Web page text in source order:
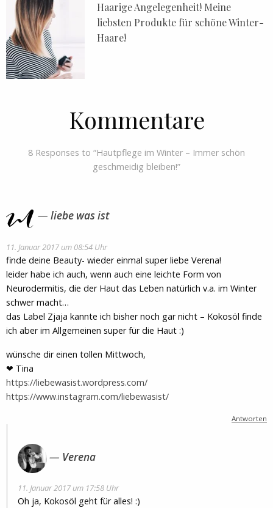
Haarige Angelegenheit! Meine
liebsten Produkte für schöne Winter-
Haare!
Kommentare
8 Responses to “Hautpflege im Winter – Immer schön
geschmeidig bleiben!”
liebe was ist
11. Januar 2017 um 08:54 Uhr
finde deine Beauty- wieder einmal super liebe Verena!
leider habe ich auch, wenn auch eine leichte Form von
Neurodermitis, die der Haut das Leben natürlich v.a. im Winter
schwer macht…
das Label Zjaja kannte ich bisher noch gar nicht – Kokosöl finde
ich aber im Allgemeinen super für die Haut :)
wünsche dir einen tollen Mittwoch,
❤ Tina
https://liebewasist.wordpress.com/
https://www.instagram.com/liebewasist/
Antworten
Verena
11. Januar 2017 um 17:58 Uhr
Oh ja, Kokosöl geht für alles! :)